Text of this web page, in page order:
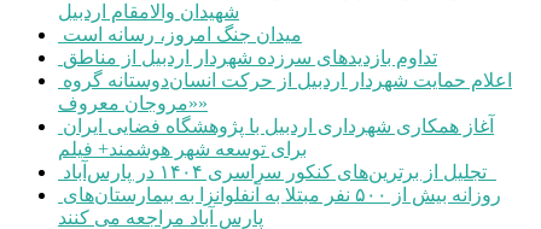
شهیدان والامقام اردبیل
میدان جنگ امروز، رسانه است
تداوم بازدیدهای سرزده شهردار اردبیل از مناطق
«مروجان معروف»
برای توسعه شهر هوشمند+ فیلم
پارس آباد مراجعه می کنند